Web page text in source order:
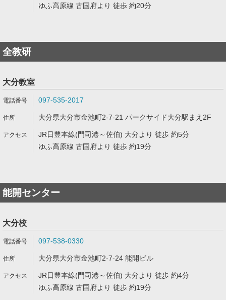
ゆふ高原線 古国府より 徒歩 約20分
全教研
大分教室
097-535-2017
大分県大分市金池町2-7-21 パークサイド大分駅まえ2F
JR日豊本線(門司港～佐伯) 大分より 徒歩 約5分
ゆふ高原線 古国府より 徒歩 約19分
能開センター
大分校
097-538-0330
大分県大分市金池町2-7-24 能開ビル
JR日豊本線(門司港～佐伯) 大分より 徒歩 約4分
ゆふ高原線 古国府より 徒歩 約19分